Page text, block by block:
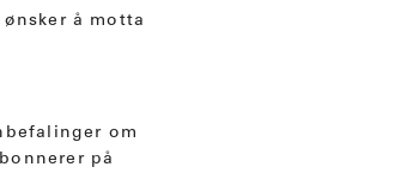
å motta
om
på